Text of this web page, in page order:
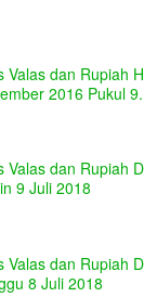
Valas dan Rupiah
2016 Pukul
Valas dan Rupiah
9 Juli 2018
Valas dan Rupiah
8 Juli 2018